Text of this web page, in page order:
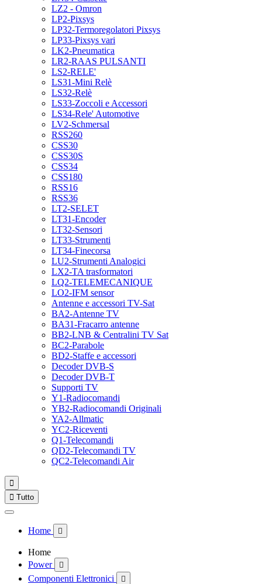
LZ2 - Omron
LP2-Pixsys
LP32-Termoregolatori Pixsys
LP33-Pixsys vari
LK2-Pneumatica
LR2-RAAS PULSANTI
LS2-RELE'
LS31-Mini Relè
LS32-Relè
LS33-Zoccoli e Accessori
LS34-Rele' Automotive
LV2-Schmersal
RSS260
CSS30
CSS30S
CSS34
CSS180
RSS16
RSS36
LT2-SELET
LT31-Encoder
LT32-Sensori
LT33-Strumenti
LT34-Finecorsa
LU2-Strumenti Analogici
LX2-TA trasformatori
LQ2-TELEMECANIQUE
LO2-IFM sensor
Antenne e accessori TV-Sat
BA2-Antenne TV
BA31-Fracarro antenne
BB2-LNB & Centralini TV Sat
BC2-Parabole
BD2-Staffe e accessori
Decoder DVB-S
Decoder DVB-T
Supporti TV
Y1-Radiocomandi
YB2-Radiocomandi Originali
YA2-Allmatic
YC2-Riceventi
Q1-Telecomandi
QD2-Telecomandi TV
QC2-Telecomandi Air

 Tutto
Home 
Home
Power

Componenti Elettronici 